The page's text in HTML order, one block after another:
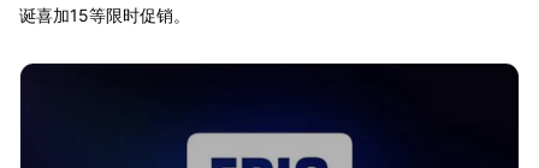
诞喜加15等限时促销。